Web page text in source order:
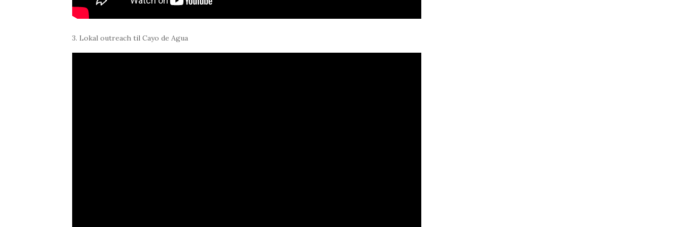
3. Lokal outreach til Cayo de Agua